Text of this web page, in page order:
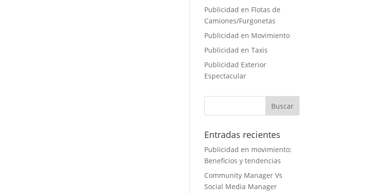
Publicidad en Flotas de
Camiones/Furgonetas
Publicidad en Movimiento
Publicidad en Taxis
Publicidad Exterior
Espectacular
Entradas recientes
Publicidad en movimiento:
Beneficios y tendencias
Community Manager Vs
Social Media Manager